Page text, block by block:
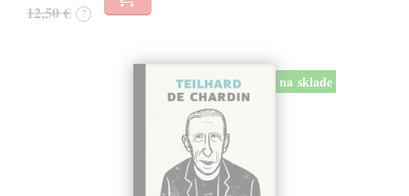
12,50 € ?
na sklade